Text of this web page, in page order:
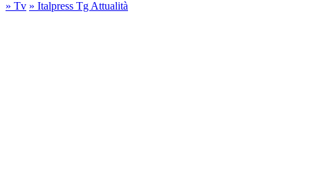
» Tv » Italpress Tg Attualità